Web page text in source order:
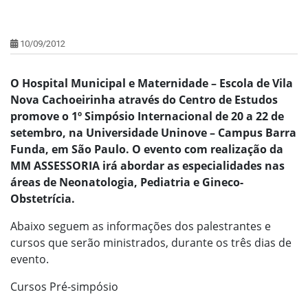
10/09/2012
O Hospital Municipal e Maternidade – Escola de Vila
Nova Cachoeirinha através do Centro de Estudos
promove o 1º Simpósio Internacional de 20 a 22 de
setembro, na Universidade Uninove – Campus Barra
Funda, em São Paulo. O evento com realização da
MM ASSESSORIA irá abordar as especialidades nas
áreas de Neonatologia, Pediatria e Gineco-
Obstetrícia.
Abaixo seguem as informações dos palestrantes e
cursos que serão ministrados, durante os três dias de
evento.
Cursos Pré-simpósio